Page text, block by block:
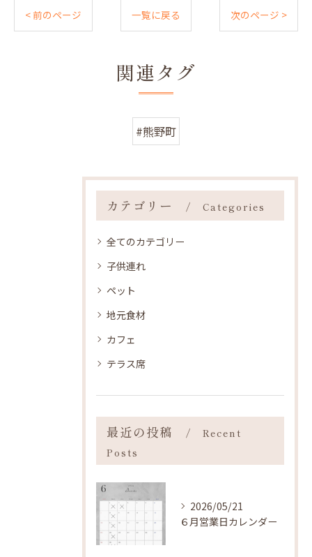
< 前のページ 一覧に戻る 次のページ >
関連タグ
#熊野町
カテゴリー Categories
全てのカテゴリー
子供連れ
ペット
地元食材
カフェ
テラス席
最近の投稿
Recent
Posts
2026/05/21
６月営業日カレンダー